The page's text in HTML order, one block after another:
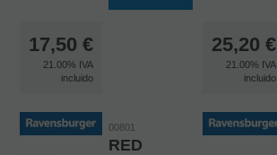
17,50 €
21.00% IVA
incluido
25,20 €
21.00% IVA
incluido
00801
RED